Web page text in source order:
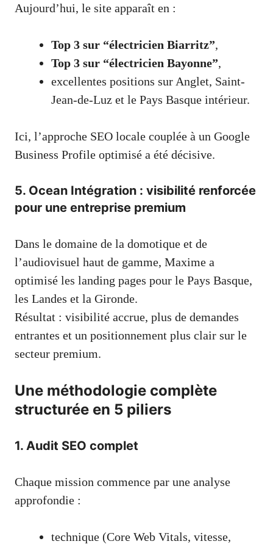
Aujourd’hui, le site apparaît en :
Top 3 sur “électricien Biarritz”,
Top 3 sur “électricien Bayonne”,
excellentes positions sur Anglet, Saint-
Jean-de-Luz et le Pays Basque intérieur.
Ici, l’approche SEO locale couplée à un Google
Business Profile optimisé a été décisive.
5. Ocean Intégration : visibilité renforcée
pour une entreprise premium
Dans le domaine de la domotique et de
l’audiovisuel haut de gamme, Maxime a
optimisé les landing pages pour le Pays Basque,
les Landes et la Gironde.
Résultat : visibilité accrue, plus de demandes
entrantes et un positionnement plus clair sur le
secteur premium.
Une méthodologie complète
structurée en 5 piliers
1. Audit SEO complet
Chaque mission commence par une analyse
approfondie :
technique (Core Web Vitals, vitesse,